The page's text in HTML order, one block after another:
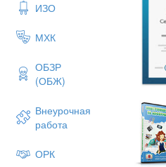
ИЗО
МХК
ОБЗР
(ОБЖ)
Внеурочная
работа
ОРК